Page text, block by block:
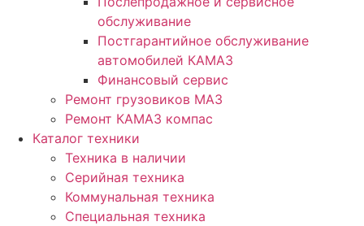
обслуживание
Постгарантийное обслуживание
автомобилей КАМАЗ
Финансовый сервис
Ремонт грузовиков МАЗ
Ремонт КАМАЗ компас
Каталог техники
Техника в наличии
Серийная техника
Коммунальная техника
Специальная техника